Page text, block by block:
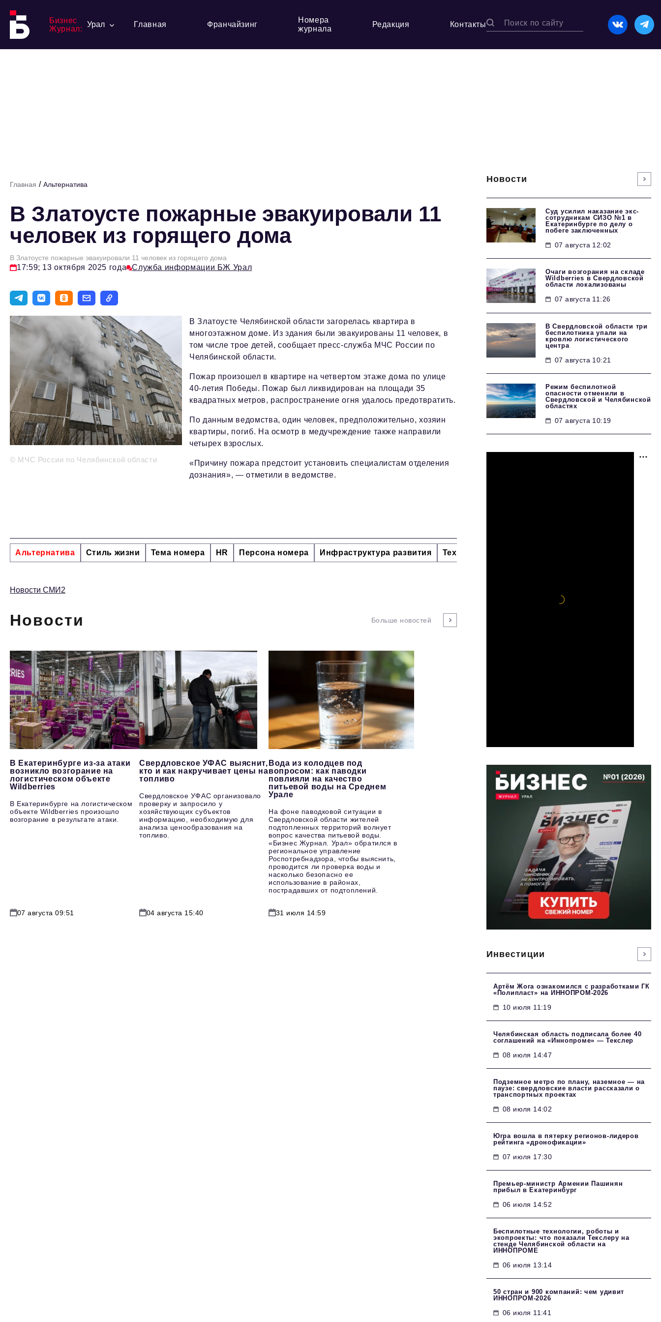
Бизнес
Журнал:
Урал Главная Франчайзинг
Номера
журнала
Редакция Контакты
Главная / Альтернатива
В Златоусте пожарные эвакуировали 11
человек из горящего дома
В Златоусте пожарные эвакуировали 11 человек из горящего дома
17:59; 13 октября 2025 года Служба информации БЖ Урал
© МЧС России по Челябинской области
В Златоусте Челябинской области загорелась квартира в
многоэтажном доме. Из здания были эвакуированы 11 человек, в
том числе трое детей, сообщает пресс-служба МЧС России по
Челябинской области.
Пожар произошел в квартире на четвертом этаже дома по улице
40-летия Победы. Пожар был ликвидирован на площади 35
квадратных метров, распространение огня удалось предотвратить.
По данным ведомства, один человек, предположительно, хозяин
квартиры, погиб. На осмотр в медучреждение также направили
четырех взрослых.
«Причину пожара предстоит установить специалистам отделения
дознания», — отметили в ведомстве.
Альтернатива Стиль жизни Тема номера HR Персона номера Инфраструктура развития Технологии и тренды
Новости СМИ2
Новости Больше новостей
В Екатеринбурге из-за атаки
возникло возгорание на
логистическом объекте
Wildberries
В Екатеринбурге на логистическом
объекте Wildberries произошло
возгорание в результате атаки.
07 августа 09:51
Свердловское УФАС выяснит,
кто и как накручивает цены на
топливо
Свердловское УФАС организовало
проверку и запросило у
хозяйствующих субъектов
информацию, необходимую для
анализа ценообразования на
топливо.
04 августа 15:40
Вода из колодцев под
вопросом: как паводки
повлияли на качество
питьевой воды на Среднем
Урале
На фоне паводковой ситуации в
Свердловской области жителей
подтопленных территорий волнует
вопрос качества питьевой воды.
«Бизнес Журнал. Урал» обратился в
региональное управление
Роспотребнадзора, чтобы выяснить,
проводится ли проверка воды и
насколько безопасно ее
использование в районах,
пострадавших от подтоплений.
31 июля 14:59
Новости
Суд усилил наказание экс-
сотрудникам СИЗО №1 в
Екатеринбурге по делу о
побеге заключенных
07 августа 12:02
Очаги возгорания на складе
Wildberries в Свердловской
области локализованы
07 августа 11:26
В Свердловской области три
беспилотника упали на
кровлю логистического
центра
07 августа 10:21
Режим беспилотной
опасности отменили в
Свердловской и Челябинской
областях
07 августа 10:19
Инвестиции
Артём Жога ознакомился с разработками ГК
«Полипласт» на ИННОПРОМ-2026
10 июля 11:19
Челябинская область подписала более 40
соглашений на «Иннопроме» — Текслер
08 июля 14:47
Подземное метро по плану, наземное — на
паузе: свердловские власти рассказали о
транспортных проектах
08 июля 14:02
Югра вошла в пятерку регионов-лидеров
рейтинга «дронофикации»
07 июля 17:30
Премьер-министр Армении Пашинян
прибыл в Екатеринбург
06 июля 14:52
Беспилотные технологии, роботы и
экопроекты: что показали Текслеру на
стенде Челябинской области на
ИННОПРОМЕ
06 июля 13:14
50 стран и 900 компаний: чем удивит
ИННОПРОМ‑2026
06 июля 11:41